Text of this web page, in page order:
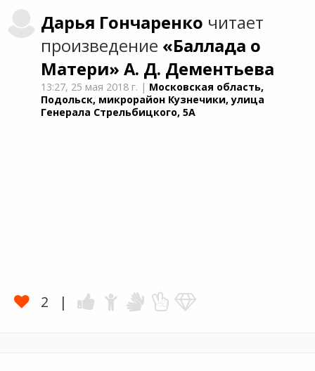
Дарья Гончаренко читает
произведение «Баллада о
Матери»А. Д. Дементьевa
13:27, 25 мая 2018 г. | Московская область,
Подольск, микрорайон Кузнечики, улица
Генерала Стрельбицкого, 5А
2